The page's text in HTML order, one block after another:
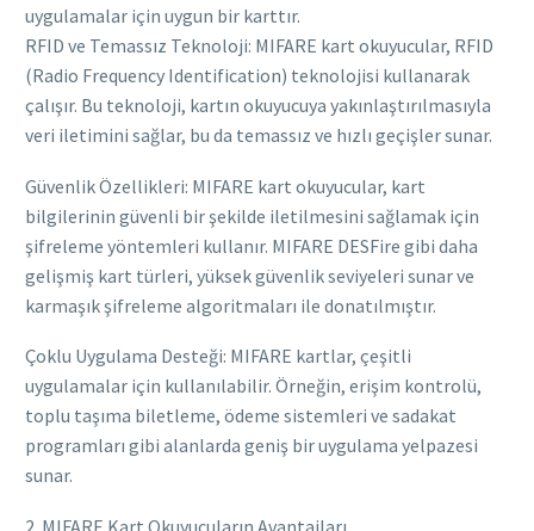
uygulamalar için uygun bir karttır.
RFID ve Temassız Teknoloji: MIFARE kart okuyucular, RFID
(Radio Frequency Identification) teknolojisi kullanarak
çalışır. Bu teknoloji, kartın okuyucuya yakınlaştırılmasıyla
veri iletimini sağlar, bu da temassız ve hızlı geçişler sunar.
Güvenlik Özellikleri: MIFARE kart okuyucular, kart
bilgilerinin güvenli bir şekilde iletilmesini sağlamak için
şifreleme yöntemleri kullanır. MIFARE DESFire gibi daha
gelişmiş kart türleri, yüksek güvenlik seviyeleri sunar ve
karmaşık şifreleme algoritmaları ile donatılmıştır.
Çoklu Uygulama Desteği: MIFARE kartlar, çeşitli
uygulamalar için kullanılabilir. Örneğin, erişim kontrolü,
toplu taşıma biletleme, ödeme sistemleri ve sadakat
programları gibi alanlarda geniş bir uygulama yelpazesi
sunar.
2. MIFARE Kart Okuyucuların Avantajları